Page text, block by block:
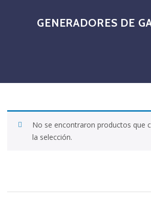
GENERADORES DE
No se encontraron productos que
la selección.